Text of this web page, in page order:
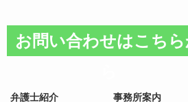
お問い合わせはこち
弁護士紹介 事務所案内